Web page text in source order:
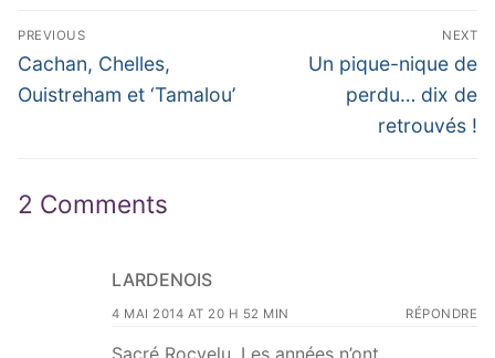
Navigation
de
l’article
PREVIOUS
Previous
post:
Cachan, Chelles,
Ouistreham et ‘Tamalou’
NEXT
Next
post:
Un pique-nique de
perdu… dix de
retrouvés !
2 Comments
LARDENOIS
4 MAI 2014 AT 20 H 52 MIN RÉPONDRE
Sacré Rocvelu. Les années n’ont